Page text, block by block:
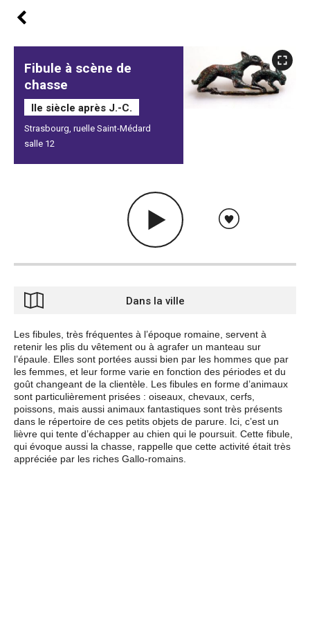
Fibule à scène de
chasse
IIe siècle après J.-C.
Strasbourg, ruelle Saint-Médard
salle 12
Dans la ville
Les fibules, très fréquentes à l’époque romaine, servent à
retenir les plis du vêtement ou à agrafer un manteau sur
l’épaule. Elles sont portées aussi bien par les hommes que par
les femmes, et leur forme varie en fonction des périodes et du
goût changeant de la clientèle. Les fibules en forme d’animaux
sont particulièrement prisées : oiseaux, chevaux, cerfs,
poissons, mais aussi animaux fantastiques sont très présents
dans le répertoire de ces petits objets de parure. Ici, c’est un
lièvre qui tente d’échapper au chien qui le poursuit. Cette fibule,
qui évoque aussi la chasse, rappelle que cette activité était très
appréciée par les riches Gallo-romains.